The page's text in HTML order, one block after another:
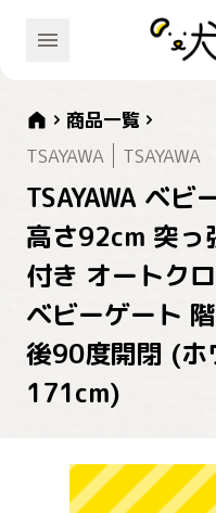
商品一覧
TSAYAWA
TSAYAWA
TSAYAWA ベビ
高さ92cm 突っ
付き オートク
ベビーゲート
後90度開閉 (
171cm)